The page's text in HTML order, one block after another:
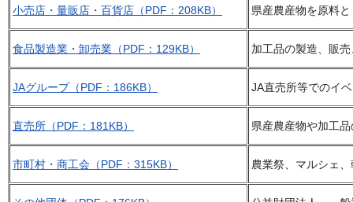
小売店・量販店・百貨店（PDF：208KB） 県産農産物を原料
食品製造業・卸売業（PDF：129KB） 加工品の製造、販
JAグループ（PDF：186KB） JA直売所等でのイ
直売所（PDF：181KB） 県産農産物や加工
市町村・商工会（PDF：315KB） 農業祭、マルシェ